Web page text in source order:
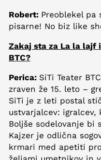
Robert: Preoblekel pa
pisarne! No biz like
Zakaj sta za La la lajf
BTC?
Perica: SiTi Teater
zraven že 15. leto –
SiTi je z leti postal
ustvarjalcev: igralcev,
Boljše sodelovanje bi
Kajzer je odlična
krmari med apetiti